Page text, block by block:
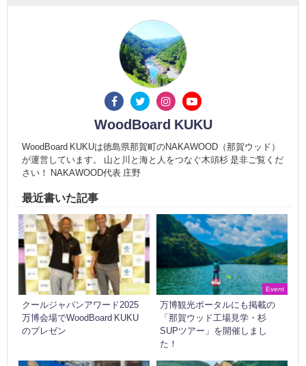
WoodBoard KUKU
WoodBoard KUKUは徳島県那賀町のNAKAWOOD（那賀ウッド）
が運営しています。 山と川と海と人をつなぐ木頭杉 是非ご覧くだ
さい！ NAKAWOOD代表 庄野
最近書いた記事
Awards
クールジャパンアワード2025
万博会場でWoodBoard KUKU
のプレゼン
Event
万博観光ポータルにも掲載の
「那賀ウッド工場見学・杉
SUPツアー」を開催しまし
た！